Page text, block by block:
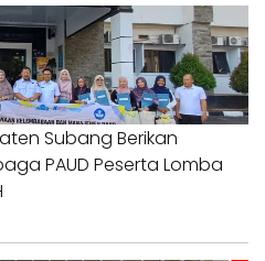
#SWIJABAR
Subang Berikan
PAUD Peserta Lomba